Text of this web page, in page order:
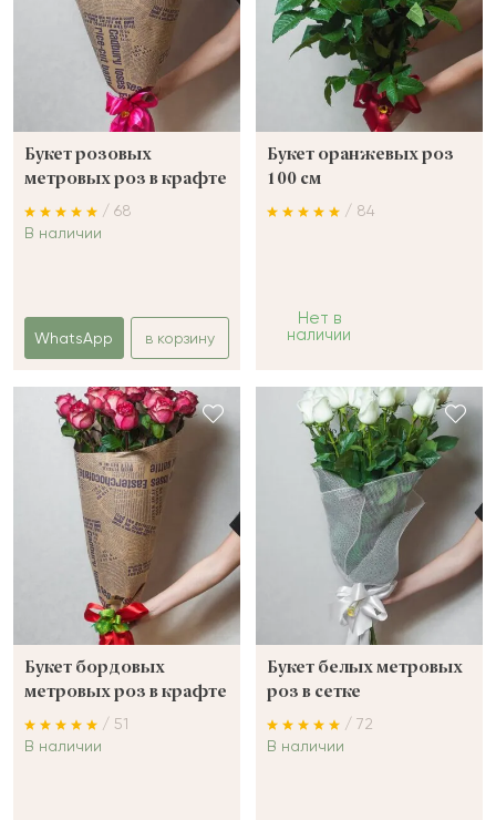
Букет розовых
метровых роз в крафте
/ 68
В наличии
WhatsApp в корзину
Букет оранжевых роз
100 см
/ 84
Нет в
наличии
Букет бордовых
метровых роз в крафте
/ 51
В наличии
Букет белых метровых
роз в сетке
/ 72
В наличии